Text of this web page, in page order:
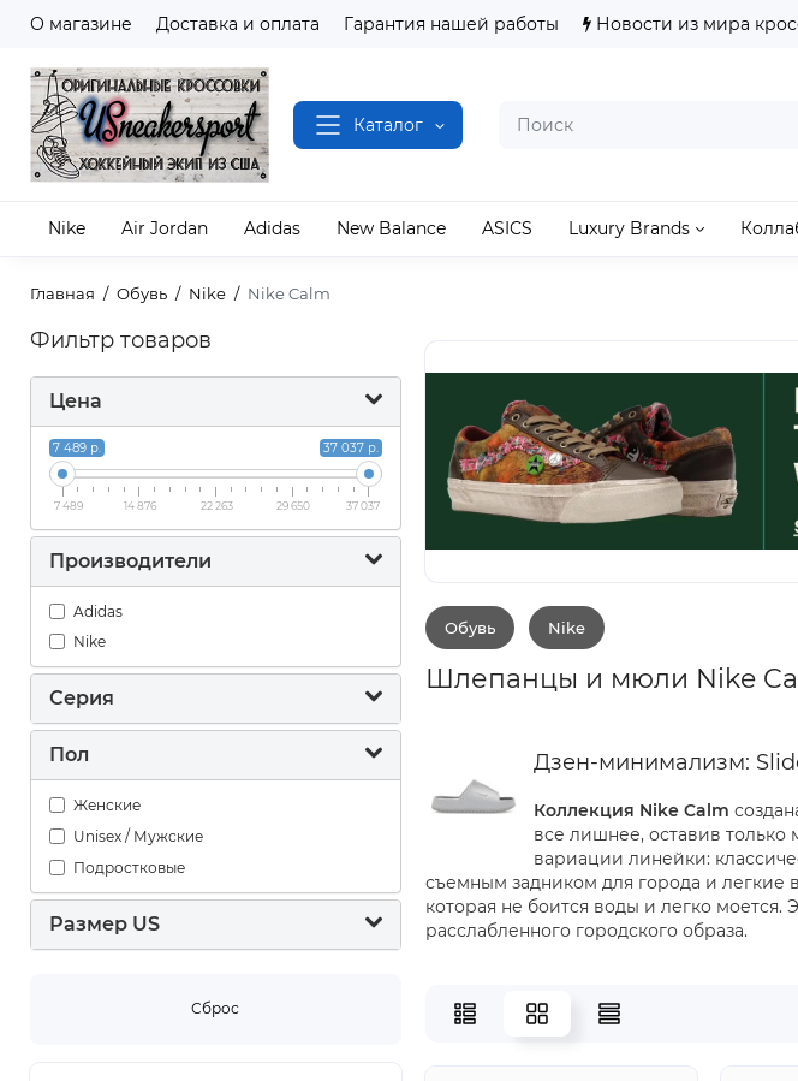
О магазине Доставка и оплата Гарантия нашей работы Новости из мира
Каталог
Nike Air Jordan Adidas New Balance ASICS Luxury Brands
Главная Обувь Nike Nike Calm
Фильтр товаров
Цена
7 489 р. 37 037 р.
7 489 14 876 22 263 29 650 37 037
Производители
Adidas
Nike
Серия
Пол
Женские
Unisex / Мужские
Подростковые
Размер US
Сброс
Обувь Nike
Шлепанцы и мюли Nike
Дзен-минимализм:
Коллекция Nike Calm
все лишнее, оставив только
вариации линейки:
съемным задником для города и легкие
которая не боится воды и легко моется.
расслабленного городского образа.